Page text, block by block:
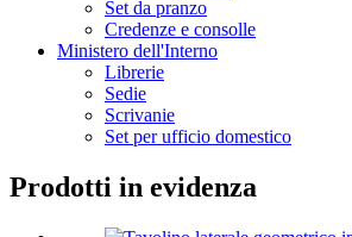
Set da pranzo
Credenze e consolle
Ministero dell'Interno
Librerie
Sedie
Scrivanie
Set per ufficio domestico
Prodotti in evidenza